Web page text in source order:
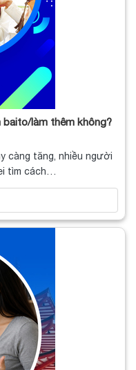
làm thêm không?
càng tăng, nhiều người
tìm cách…